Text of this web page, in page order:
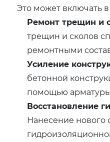
Это может включать
Ремонт трещин и
трещин и сколов
ремонтными
Усиление
бетонной
помощью
Восстановление
Нанесение нового